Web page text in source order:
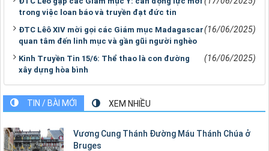
trong việc loan báo và truyền đạt đức tin
ĐTC Lêô XIV mời gọi các Giám mục Madagascar
quan tâm đến linh mục và gần gũi người nghèo
(16/06/2025)
Kinh Truyền Tin 15/6: Thể thao là con đường
xây dựng hòa bình
(16/06/2025)
TIN / BÀI MỚI XEM NHIỀU
Vương Cung Thánh Ðường Máu Thánh Chúa ở
Bruges